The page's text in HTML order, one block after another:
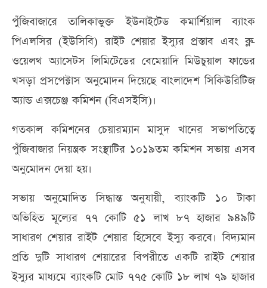
পুঁজিবাজারে তালিকাভুক্ত ইউনাইটেড কমার্শিয়াল ব্যাংক
পিএলসির (ইউসিবি) রাইট শেয়ার ইস্যুর প্রস্তাব এবং ব্লু-
ওয়েলথ অ্যাসেটস লিমিটেডের বেমেয়াদি মিউচুয়াল ফান্ডের
খসড়া প্রসপেক্টাস অনুমোদন দিয়েছে বাংলাদেশ সিকিউরিটিজ
অ্যান্ড এক্সচেঞ্জ কমিশন (বিএসইসি)।
গতকাল কমিশনের চেয়ারম্যান মাসুদ খানের সভাপতিত্বে
পুঁজিবাজার নিয়ন্ত্রক সংস্থাটির ১০১৯তম কমিশন সভায় এসব
অনুমোদন দেয়া হয়।
সভায় অনুমোদিত সিদ্ধান্ত অনুযায়ী, ব্যাংকটি ১০ টাকা
অভিহিত মূল্যের ৭৭ কোটি ৫১ লাখ ৮৭ হাজার ৯৪৯টি
সাধারণ শেয়ার রাইট শেয়ার হিসেবে ইস্যু করবে। বিদ্যমান
প্রতি দুটি সাধারণ শেয়ারের বিপরীতে একটি রাইট শেয়ার
ইস্যুর মাধ্যমে ব্যাংকটি মোট ৭৭৫ কোটি ১৮ লাখ ৭৯ হাজার